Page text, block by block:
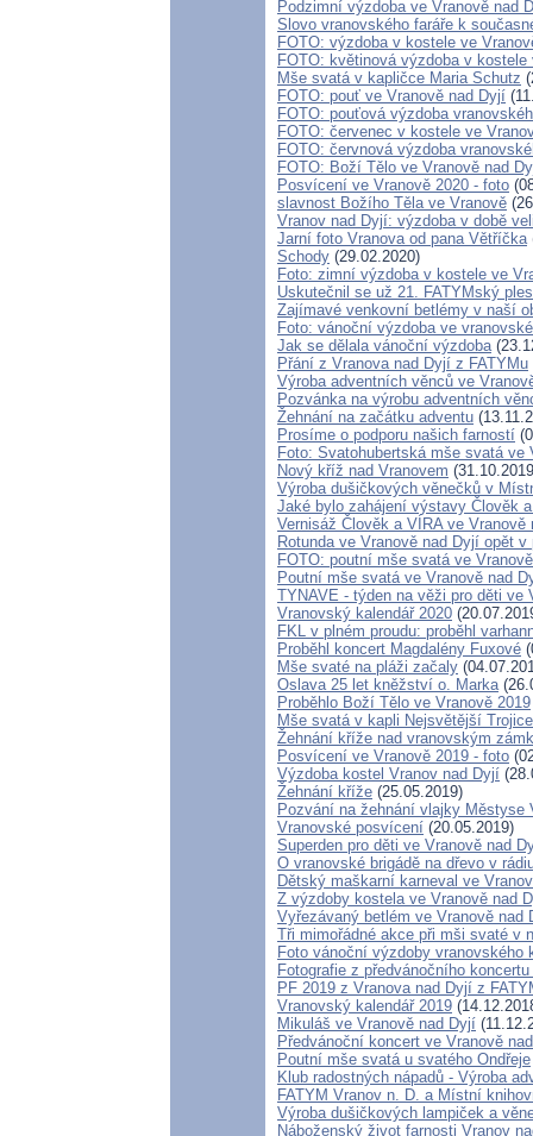
Podzimní výzdoba ve Vranově nad
Slovo vranovského faráře k
FOTO: výzdoba v kostele ve
FOTO: květinová výzdoba v
Mše svatá v kapličce Maria Schutz
FOTO: pouť ve Vranově nad Dyjí
FOTO: pouťová výzdoba
FOTO: červenec v kostele ve
FOTO: červnová výzdoba
FOTO: Boží Tělo ve Vranově nad
Posvícení ve Vranově 2020 - foto
slavnost Božího Těla ve Vranově
Vranov nad Dyjí: výzdoba v době
Jarní foto Vranova od pana Větříčka
Schody (29.02.2020)
Foto: zimní výzdoba v kostele ve
Uskutečnil se už 21. FATYMský ples
Zajímavé venkovní betlémy v naší
Foto: vánoční výzdoba ve
Jak se dělala vánoční výzdoba
Přání z Vranova nad Dyjí z FATYMu
Výroba adventních věnců ve
Pozvánka na výrobu adventních
Žehnání na začátku adventu
Prosíme o podporu našich farností
Foto: Svatohubertská mše svatá ve
Nový kříž nad Vranovem
Výroba dušičkových věnečků v
Jaké bylo zahájení výstavy Člověk
Vernisáž Člověk a VÍRA ve Vranově
Rotunda ve Vranově nad Dyjí opět v
FOTO: poutní mše svatá ve
Poutní mše svatá ve Vranově nad
TYNAVE - týden na věži pro děti ve
Vranovský kalendář 2020
FKL v plném proudu: proběhl
Proběhl koncert Magdalény Fuxové
Mše svaté na pláži začaly
Oslava 25 let kněžství o. Marka
Proběhlo Boží Tělo ve Vranově 2019
Mše svatá v kapli Nejsvětější
Žehnání kříže nad vranovským
Posvícení ve Vranově 2019 - foto
Výzdoba kostel Vranov nad Dyjí
Žehnání kříže (25.05.2019)
Pozvání na žehnání vlajky
Vranovské posvícení (20.05.2019)
Superden pro děti ve Vranově nad
O vranovské brigádě na dřevo v
Dětský maškarní karneval ve
Z výzdoby kostela ve Vranově nad
Vyřezávaný betlém ve Vranově nad
Tři mimořádné akce při mši svaté v
Foto vánoční výzdoby vranovského
Fotografie z předvánočního
PF 2019 z Vranova nad Dyjí z
Vranovský kalendář 2019
Mikuláš ve Vranově nad Dyjí
Předvánoční koncert ve Vranově
Poutní mše svatá u svatého Ondřeje
Klub radostných nápadů - Výroba
FATYM Vranov n. D. a Místní
Výroba dušičkových lampiček a
Náboženský život farnosti Vranov